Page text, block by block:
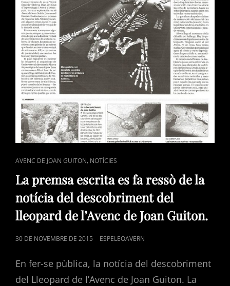
CAT
LINKS
AVENC DE JOAN GUITON, NOTÍCIES
La premsa escrita es fa ressò de la
notícia del descobriment del
lleopard de l’Avenc de Joan Guiton.
POSTED
30 DE NOVEMBRE DE 2015 ESPELEOAVERN
En fer-se pùblica, la notícia del descobriment
del Lleopard de l’Avenc de Joan Guiton. La